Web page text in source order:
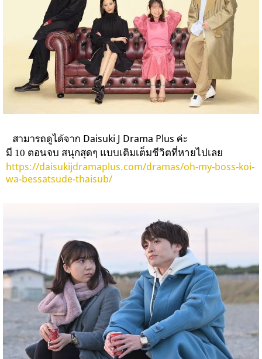
สามารถดูได้จาก Daisuki J Drama Plus ค่ะ
มี 10 ตอนจบ สนุกสุดๆ แบบเติมเต็มชีวิตที่หายไปเลย
https://daisukijdramaplus.com/dramas/oh-my-boss-koi-
wa-bessatsude-thaisub/